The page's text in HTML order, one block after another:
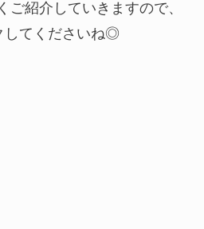
ご紹介していきますので、
してくださいね◎